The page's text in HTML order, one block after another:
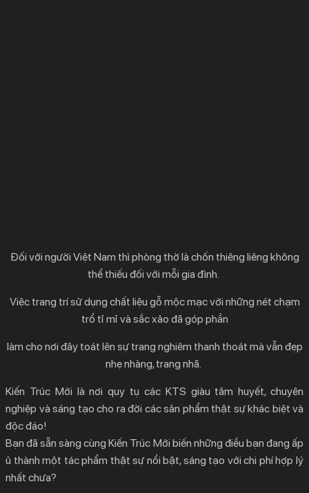
Đối với người Việt Nam thì phòng thờ là chốn thiêng liêng không
thể thiếu đối với mỗi gia đình.
Việc trang trí sử dụng chất liệu gỗ mộc mạc với những nét chạm
trổ tỉ mỉ và sắc xảo đã góp phần
làm cho nơi đây toát lên sự trang nghiêm thanh thoát mà vẫn đẹp
nhẹ nhàng, trang nhã.
Kiến Trúc Mới là nơi quy tụ các KTS giàu tâm huyết, chuyên
nghiệp và sáng tạo cho ra đời các sản phẩm thật sự khác biệt và
độc đáo!
Bạn đã sẵn sàng cùng Kiến Trúc Mới biến những điều bạn đang ấp
ủ thành một tác phẩm thật sự nổi bật, sáng tạo với chi phí hợp lý
nhất chưa?